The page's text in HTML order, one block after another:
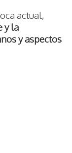
actual,
y la
y aspectos